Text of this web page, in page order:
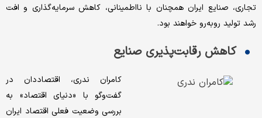
تجاری، صنایع ایران همچنان با نااطمینانی، کاهش سرمایه‌گذاری و افت
رشد تولید روبه‌رو خواهند بود.
کاهش رقابت‌پذیری صنایع
کامران ندری، اقتصاددان در
گفت‌‌وگو با «دنیای اقتصاد» به
بررسی وضعیت فعلی اقتصاد ایران